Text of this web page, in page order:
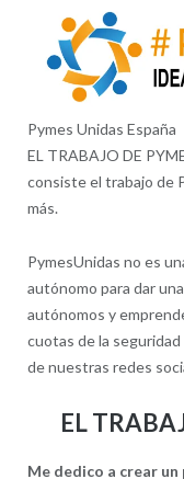
Pymes Unidas España
EL TRABAJO DE
consiste el trabajo de
más.
PymesUnidas no es
autónomo para dar
autónomos y
cuotas de la
de nuestras redes
EL
Me dedico a crear